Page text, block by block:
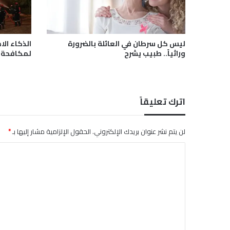
و
ل
ا
"
م
ا
خ
ا
ج
ليس كل سرطان في العائلة بالضرورة
وراثياً.. طبيب يشرح
الذكاء
لمكافحة
اترك تعليقاً
لن يتم نشر عنوان بريدك الإلكتروني.الحقول الإلزامية مشار إليها بـ*